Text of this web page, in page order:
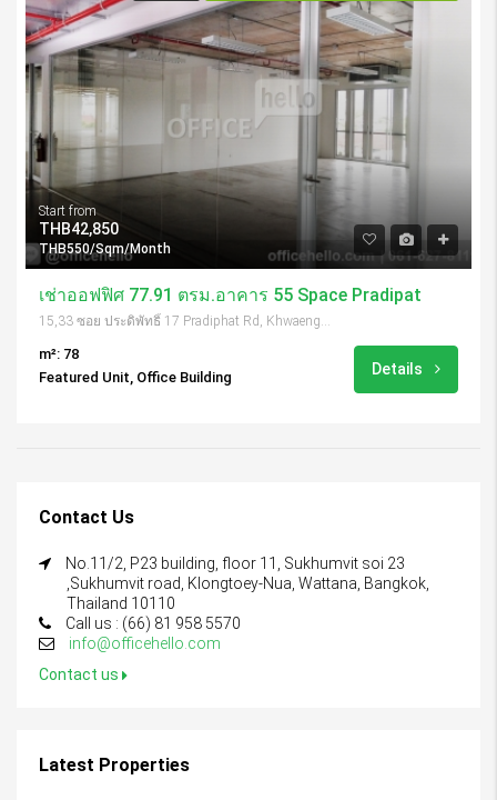
Start from
THB42,850
THB550/Sqm/Month
เช่าออฟฟิศ 77.91 ตรม.อาคาร 55 Space Pradipat
m²: 78
Featured Unit, Office Building
Details
Contact Us
No.11/2, P23 building, floor 11, Sukhumvit soi 23
,Sukhumvit road, Klongtoey-Nua, Wattana, Bangkok,
Thailand 10110
Call us : (66) 81 958 5570
info@officehello.com
Contact us
Latest Properties